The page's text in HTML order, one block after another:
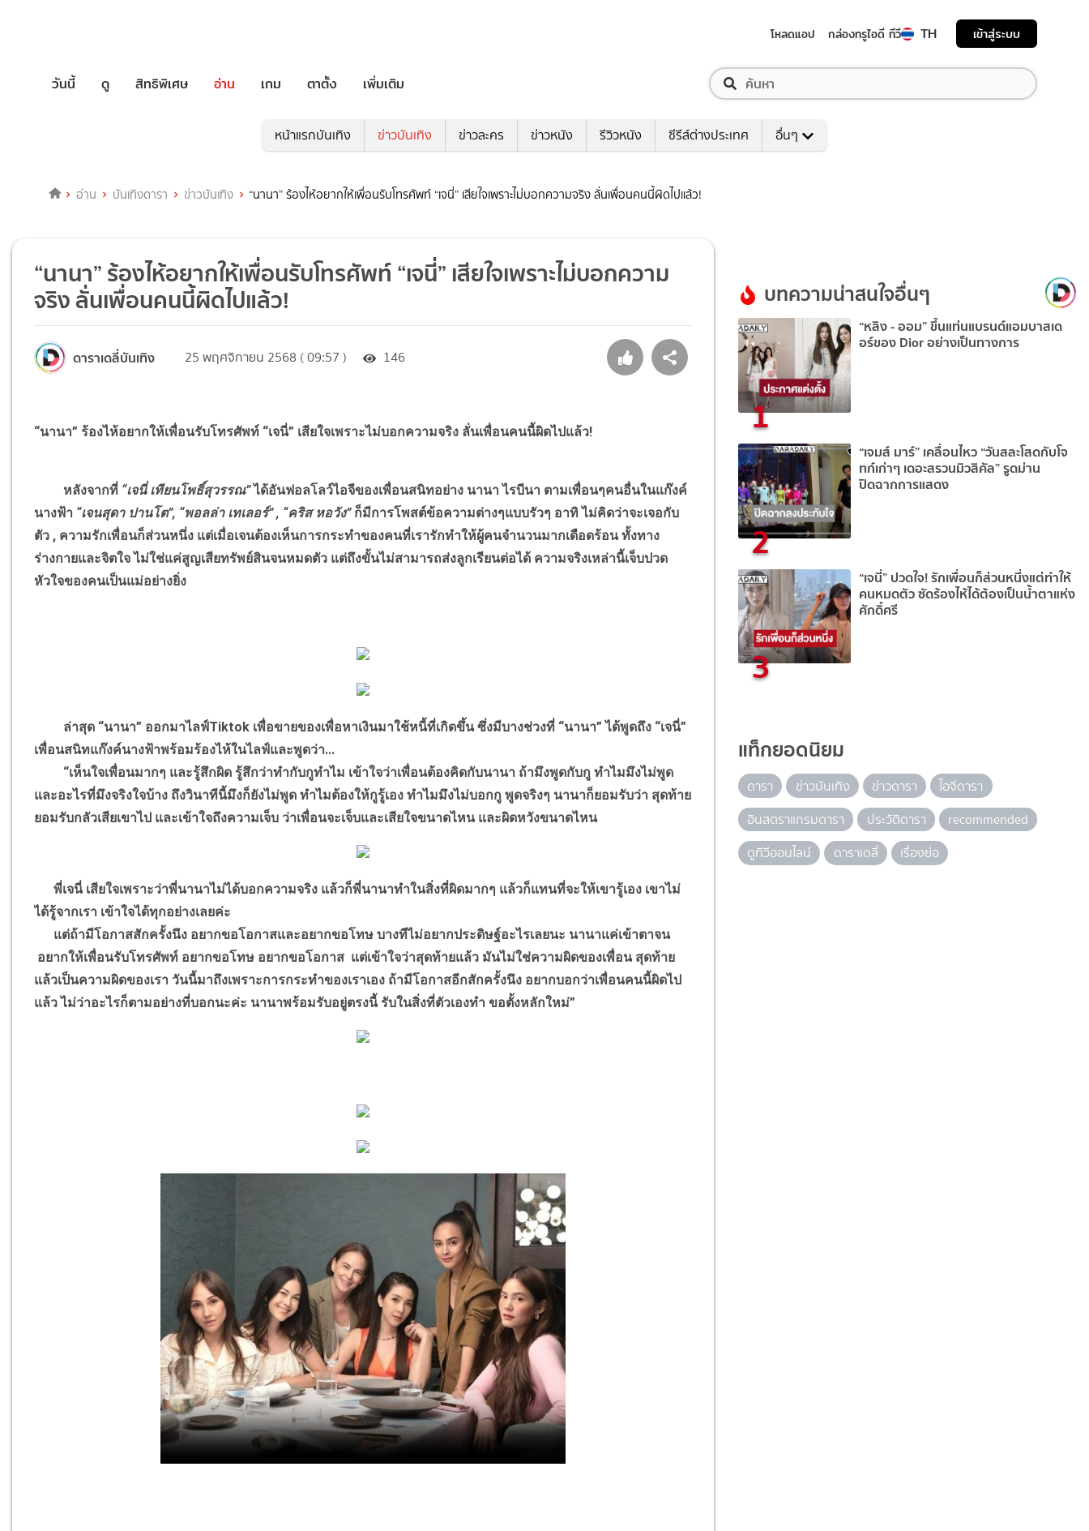
โหลดแอป กล่องทรูไอดี ทีวี TH เข้าสู่ระบบ
วันนี้ ดู สิทธิพิเศษ อ่าน เกม ตาตั้ง เพิ่มเติม
หน้าแรกบันเทิง ข่าวบันเทิง ข่าวละคร ข่าวหนัง รีวิวหนัง ซีรีส์ต่างประเทศ อื่นๆ
อ่าน บันเทิงดารา ข่าวบันเทิง “นานา” ร้องไห้อยากให้เพื่อนรับโทรศัพท์ “เจนี่” เสียใจเพราะไม่บอกความจริง ลั่นเพื่อนคนนี้ผิดไปแล้ว!
“นานา” ร้องไห้อยากให้เพื่อนรับโทรศัพท์ “เจนี่” เสียใจเพราะไม่บอกความ
จริง ลั่นเพื่อนคนนี้ผิดไปแล้ว!
ดาราเดลี่บันเทิง 25 พฤศจิกายน 2568 ( 09:57 ) 146
“นานา” ร้องไห้อยากให้เพื่อนรับโทรศัพท์ “เจนี่” เสียใจเพราะไม่บอกความจริง ลั่นเพื่อนคนนี้ผิดไปแล้ว!
หลังจากที่ “เจนี่ เทียนโพธิ์สุวรรณ”ได้อันฟอลโลว์ไอจีของเพื่อนสนิทอย่าง นานา ไรบีนา ตามเพื่อนๆคนอื่นในแก๊งค์
นางฟ้า “เจนสุดา ปานโต”, “พอลล่า เทเลอร์” , “คริส หอวัง”ก็มีการโพสต์ข้อความต่างๆแบบรัวๆ อาทิ ไม่คิดว่าจะเจอกับ
ตัว , ความรักเพื่อนก็ส่วนหนึ่ง แต่เมื่อเจนต้องเห็นการกระทำของคนที่เรารักทำให้ผู้คนจำนวนมากเดือดร้อน ทั้งทาง
ร่างกายและจิตใจ ไม่ใช่แค่สูญเสียทรัพย์สินจนหมดตัว แต่ถึงขั้นไม่สามารถส่งลูกเรียนต่อได้ ความจริงเหล่านี้เจ็บปวด
หัวใจของคนเป็นแม่อย่างยิ่ง
ล่าสุด “นานา” ออกมาไลฟ์Tiktok เพื่อขายของเพื่อหาเงินมาใช้หนี้ที่เกิดขึ้น ซึ่งมีบางช่วงที่ “นานา” ได้พูดถึง “เจนี่”
เพื่อนสนิทแก๊งค์นางฟ้าพร้อมร้องไห้ในไลฟ์และพูดว่า...
“เห็นใจเพื่อนมากๆ และรู้สึกผิด รู้สึกว่าทำกับกูทำไม เข้าใจว่าเพื่อนต้องคิดกับนานา ถ้ามึงพูดกับกู ทำไมมึงไม่พูด
และอะไรที่มึงจริงใจบ้าง ถึงวินาทีนี้มึงก็ยังไม่พูด ทำไมต้องให้กูรู้เอง ทำไมมึงไม่บอกกู พูดจริงๆ นานาก็ยอมรับว่า สุดท้าย
ยอมรับกลัวเสียเขาไป และเข้าใจถึงความเจ็บ ว่าเพื่อนจะเจ็บและเสียใจขนาดไหน และผิดหวังขนาดไหน
พี่เจนี่ เสียใจเพราะว่าพี่นานาไม่ได้บอกความจริง แล้วก็พี่นานาทำในสิ่งที่ผิดมากๆ แล้วก็แทนที่จะให้เขารู้เอง เขาไม่
ได้รู้จากเรา เข้าใจได้ทุกอย่างเลยค่ะ
แต่ถ้ามีโอกาสสักครั้งนึง อยากขอโอกาสและอยากขอโทษ บางทีไม่อยากประดิษฐ์อะไรเลยนะ นานาแค่เข้าตาจน
อยากให้เพื่อนรับโทรศัพท์ อยากขอโทษ อยากขอโอกาส แต่เข้าใจว่าสุดท้ายแล้ว มันไม่ใช่ความผิดของเพื่อน สุดท้าย
แล้วเป็นความผิดของเรา วันนี้มาถึงเพราะการกระทำของเราเอง ถ้ามีโอกาสอีกสักครั้งนึง อยากบอกว่าเพื่อนคนนี้ผิดไป
แล้ว ไม่ว่าอะไรก็ตามอย่างที่บอกนะค่ะ นานาพร้อมรับอยู่ตรงนี้ รับในสิ่งที่ตัวเองทำ ขอตั้งหลักใหม่”
บทความน่าสนใจอื่นๆ
1
“หลิง - ออม” ขึ้นแท่นแบรนด์แอมบาสเด
อร์ของ Dior อย่างเป็นทางการ
2
“เจมส์ มาร์” เคลื่อนไหว “วันสละโสดกับโจ
ทก์เก่าๆ เดอะสรวนมิวสิคัล” รูดม่าน
ปิดฉากการแสดง
3
“เจนี่” ปวดใจ! รักเพื่อนก็ส่วนหนึ่งแต่ทำให้
คนหมดตัว ซัดร้องไห้ได้ต้องเป็นน้ำตาแห่ง
ศักดิ์ศรี
แท็กยอดนิยม
ดารา ข่าวบันเทิง ข่าวดารา
ไอจีดารา
อินสตราแกรมดารา
ประวัติดารา
recommended
ดูทีวีออนไลน์
ดาราเดลี่ เรื่องย่อ